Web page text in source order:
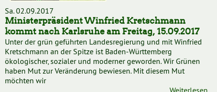
Sa. 02.09.2017
Ministerpräsident Winfried Kretschmann
kommt nach Karlsruhe am Freitag, 15.09.2017
Unter der grün geführten Landesregierung und mit Winfried
Kretschmann an der Spitze ist Baden-Württemberg
ökologischer, sozialer und moderner geworden. Wir Grünen
haben Mut zur Veränderung bewiesen. Mit diesem Mut
möchten wir
Weiterlesen